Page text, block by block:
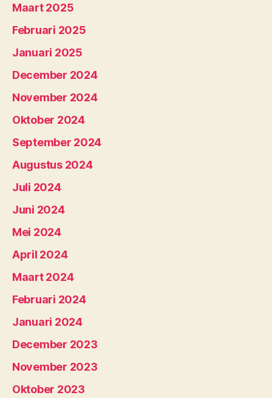
Maart 2025
Februari 2025
Januari 2025
December 2024
November 2024
Oktober 2024
September 2024
Augustus 2024
Juli 2024
Juni 2024
Mei 2024
April 2024
Maart 2024
Februari 2024
Januari 2024
December 2023
November 2023
Oktober 2023